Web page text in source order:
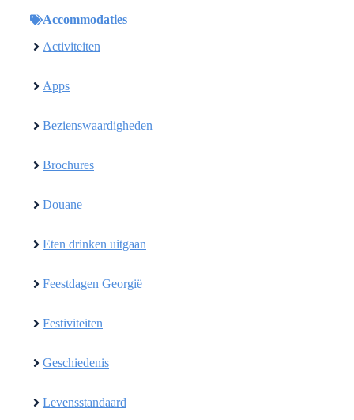
Accommodaties
Activiteiten
Apps
Bezienswaardigheden
Brochures
Douane
Eten drinken uitgaan
Feestdagen Georgië
Festiviteiten
Geschiedenis
Levensstandaard